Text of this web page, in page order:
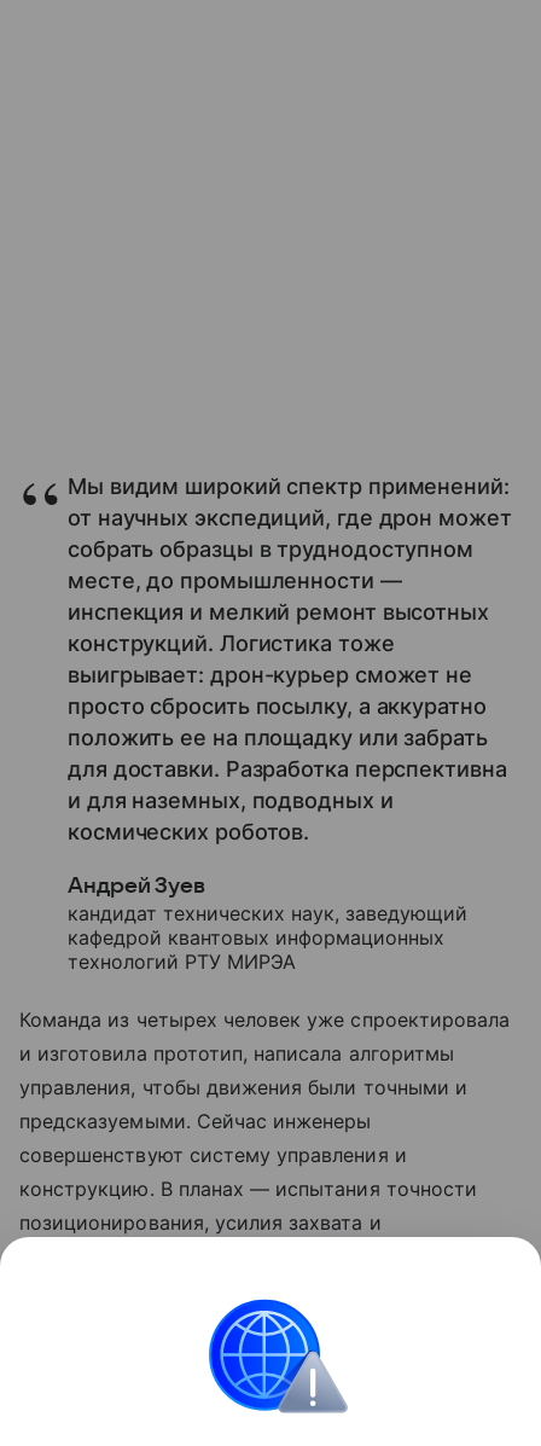
Мы видим широкий спектр применений:
от научных экспедиций, где дрон может
собрать образцы в труднодоступном
месте, до промышленности —
инспекция и мелкий ремонт высотных
конструкций. Логистика тоже
выигрывает: дрон-курьер сможет не
просто сбросить посылку, а аккуратно
положить ее на площадку или забрать
для доставки. Разработка перспективна
и для наземных, подводных и
космических роботов.
Андрей Зуев
кандидат технических наук, заведующий
кафедрой квантовых информационных
технологий РТУ МИРЭА
Команда из четырех человек уже спроектировала
и изготовила прототип, написала алгоритмы
управления, чтобы движения были точными и
предсказуемыми. Сейчас инженеры
совершенствуют систему управления и
конструкцию. В планах — испытания точности
позиционирования, усилия захвата и
писалао дроне, который
«исчезает» в полете.